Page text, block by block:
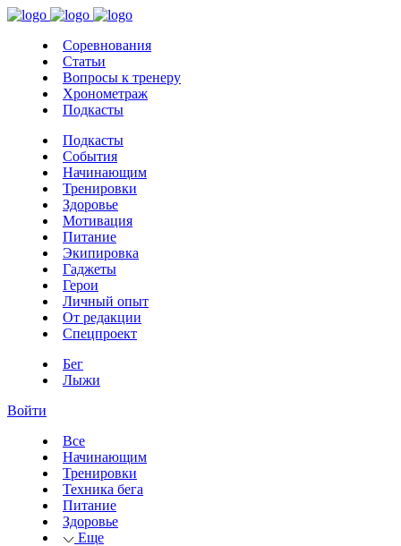
Соревнования
Статьи
Вопросы к тренеру
Хронометраж
Подкасты
Подкасты
События
Начинающим
Тренировки
Здоровье
Мотивация
Питание
Экипировка
Гаджеты
Герои
Личный опыт
От редакции
Спецпроект
Бег
Лыжи
Войти
Все
Начинающим
Тренировки
Техника бега
Питание
Здоровье
Еще